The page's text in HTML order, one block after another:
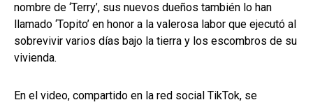
nombre de ‘Terry’, sus nuevos dueños también lo han
llamado ‘Topito’ en honor a la valerosa labor que ejecutó al
sobrevivir varios días bajo la tierra y los escombros de su
vivienda.
En el video, compartido en la red social TikTok, se